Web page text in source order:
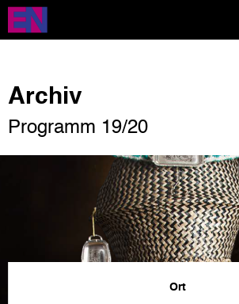
Direkt
zum
Inhalt
Archiv
Programm 19/20
Ort